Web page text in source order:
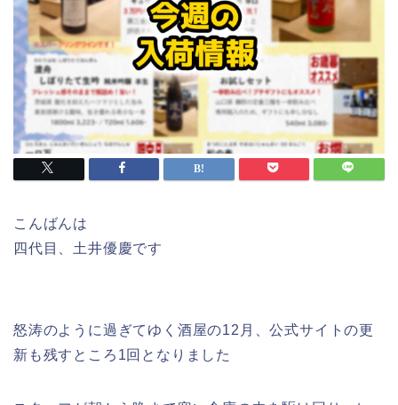
こんばんは
四代目、土井優慶です
怒涛のように過ぎてゆく酒屋の12月、公式サイトの更
新も残すところ1回となりました